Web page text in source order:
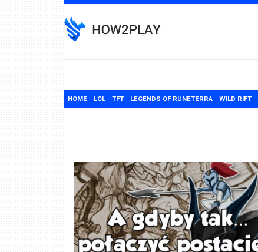
to
content
HOME LOL TFT LEGENDS OF RUNETERRA WILD RIFT